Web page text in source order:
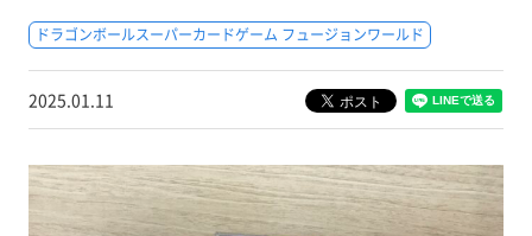
ドラゴンボールスーパーカードゲーム フュージョンワールド
2025.01.11